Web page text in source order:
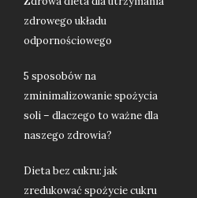
zdrowego układu
odpornościowego
5 sposobów na
zminimalizowanie spożycia
soli – dlaczego to ważne dla
naszego zdrowia?
Dieta bez cukru: jak
zredukować spożycie cukru